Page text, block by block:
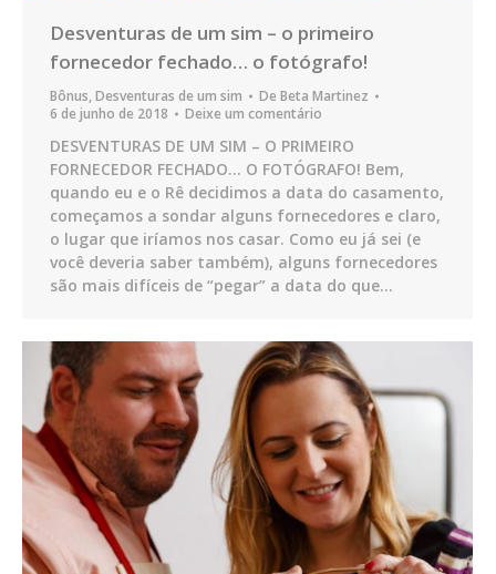
Desventuras de um sim – o primeiro
fornecedor fechado… o fotógrafo!
Bônus,Desventuras de um sim De Beta Martinez
6 de junho de 2018
Deixe um comentário
DESVENTURAS DE UM SIM – O PRIMEIRO
FORNECEDOR FECHADO… O FOTÓGRAFO! Bem,
quando eu e o Rê decidimos a data do casamento,
começamos a sondar alguns fornecedores e claro,
o lugar que iríamos nos casar. Como eu já sei (e
você deveria saber também), alguns fornecedores
são mais difíceis de “pegar” a data do que…